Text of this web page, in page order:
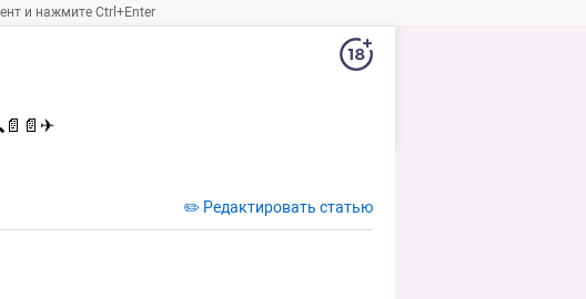
и нажмите Ctrl+Enter
📄 📄 ✈
✏️ Редактировать статью